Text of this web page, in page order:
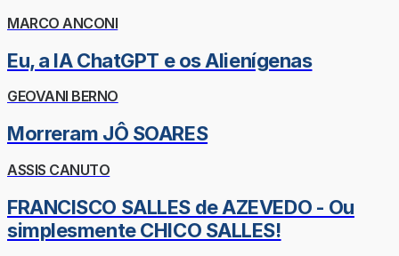
MARCO ANCONI
Eu, a IA ChatGPT e os Alienígenas
GEOVANI BERNO
Morreram JÔ SOARES
ASSIS CANUTO
FRANCISCO SALLES de AZEVEDO - Ou
simplesmente CHICO SALLES!